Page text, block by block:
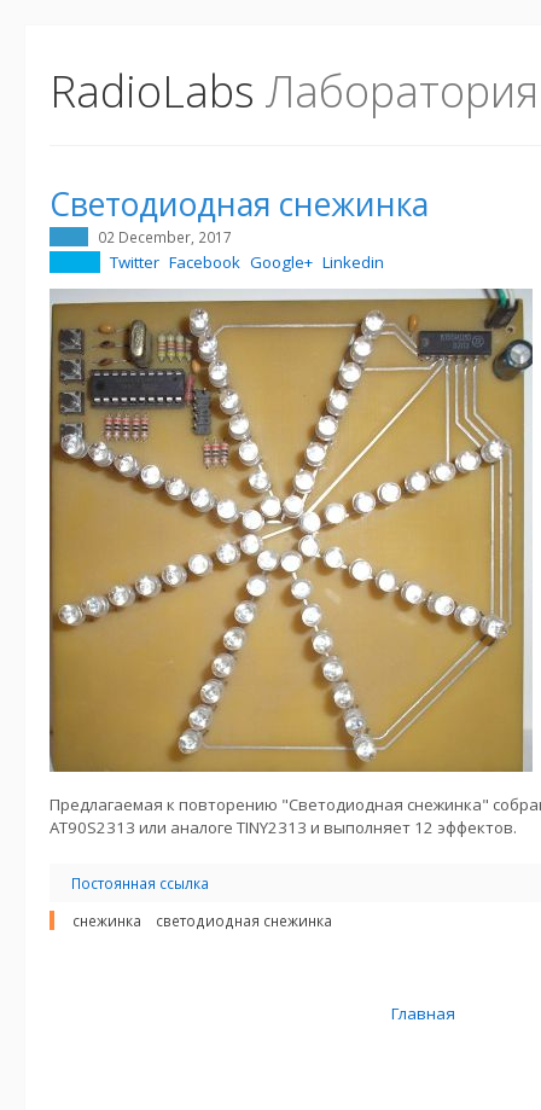
RadioLabs
Светодиодная снежинка
02 December, 2017
Twitter Facebook Google+ Linkedin
Предлагаемая к повторению "Cветодиодная снежинка"
AT90S2313 или аналоге TINY2313 и выполняет 12 эффектов.
Постоянная ссылка
снежинка
светодиодная снежинка
Главная